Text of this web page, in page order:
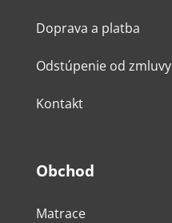
Doprava a platba
Odstúpenie od zmluvy
Kontakt
Obchod
Matrace